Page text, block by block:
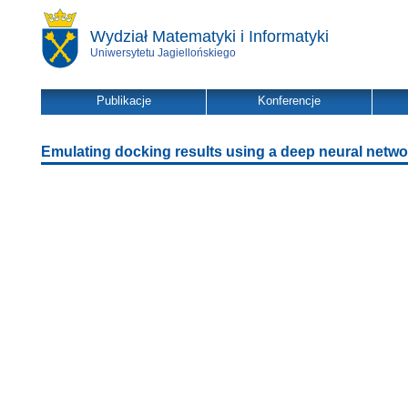
Wydział Matematyki i Informatyki
Uniwersytetu Jagiellońskiego
Publikacje Konferencje
Emulating docking results using a deep neural